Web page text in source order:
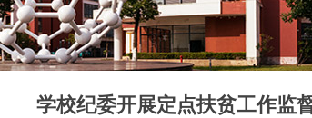
学校纪委开展定点扶贫工作监